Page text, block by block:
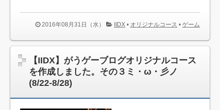
2016年08月31日（水） IIDX • オリジナルコース • ゲーム
【IIDX】がうゲーブログオリジナルコース
を作成しました。その３ミ・ω・彡ノ
(8/22-8/28)